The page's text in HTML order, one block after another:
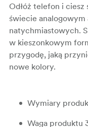
Odłóż telefon i
świecie
natychmiastowych.
w kieszonkowym
przygodę, jaką
nowe kolory.
Wymiary
Waga produktu